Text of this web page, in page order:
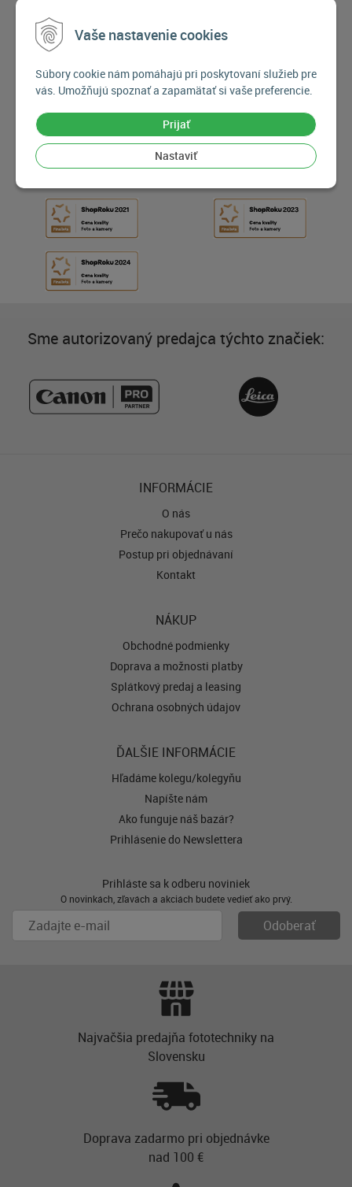
Vaše nastavenie cookies
Súbory cookie nám pomáhajú pri poskytovaní služieb pre
vás. Umožňujú spoznať a zapamätať si vaše preferencie.
Prijať
Nastaviť
Sme autorizovaný predajca týchto značiek:
INFORMÁCIE
O nás
Prečo nakupovať u nás
Postup pri objednávaní
Kontakt
NÁKUP
Obchodné podmienky
Doprava a možnosti platby
Splátkový predaj a leasing
Ochrana osobných údajov
ĎALŠIE INFORMÁCIE
Hľadáme kolegu/kolegyňu
Napíšte nám
Ako funguje náš bazár?
Prihlásenie do Newslettera
Prihláste sa k odberu noviniek
O novinkách, zľavách a akciách budete vedieť ako prvý.
Najvačšia predajňa fototechniky na
Slovensku
Doprava zadarmo pri objednávke
nad 100 €